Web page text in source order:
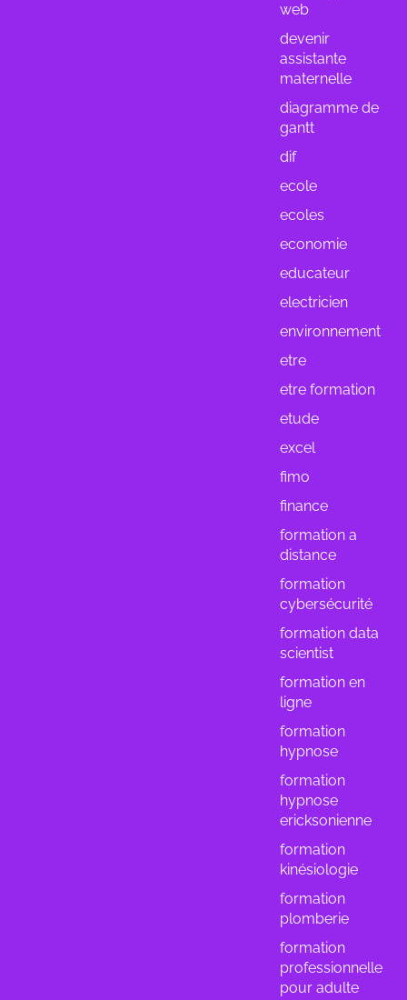
web
devenir
assistante
maternelle
diagramme de
gantt
dif
ecole
ecoles
economie
educateur
electricien
environnement
etre
etre formation
etude
excel
fimo
finance
formation a
distance
formation
cybersécurité
formation data
scientist
formation en
ligne
formation
hypnose
formation
hypnose
ericksonienne
formation
kinésiologie
formation
plomberie
formation
professionnelle
pour adulte